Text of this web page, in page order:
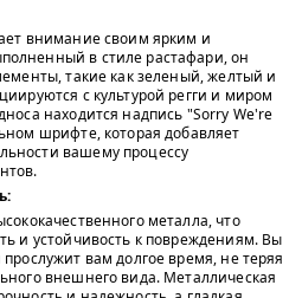
внимание своим ярким и
в стиле растафари, он
такие как зеленый, желтый и
с культурой регги и миром
находится надпись "Sorry We're
шрифте, которая добавляет
вашему процессу
металла, что
и устойчивость к повреждениям. Вы
вам долгое время, не теряя
внешнего вида. Металлическая